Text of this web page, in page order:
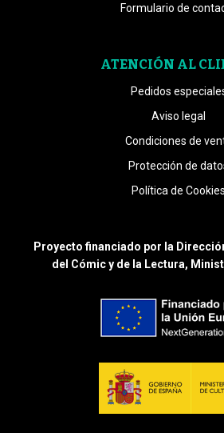
Formulario de
ATENCIÓN AL
Pedidos
Aviso legal
Condiciones de
Protección de
Política de Cookies
Proyecto financiado por la
del Cómic y de la Lectura,